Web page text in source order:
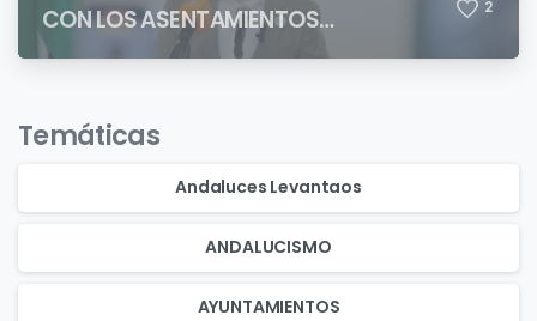
CON LOS ASENTAMIENTOS
CHABOLISTAS
2
Temáticas
Andaluces Levantaos
ANDALUCISMO
AYUNTAMIENTOS